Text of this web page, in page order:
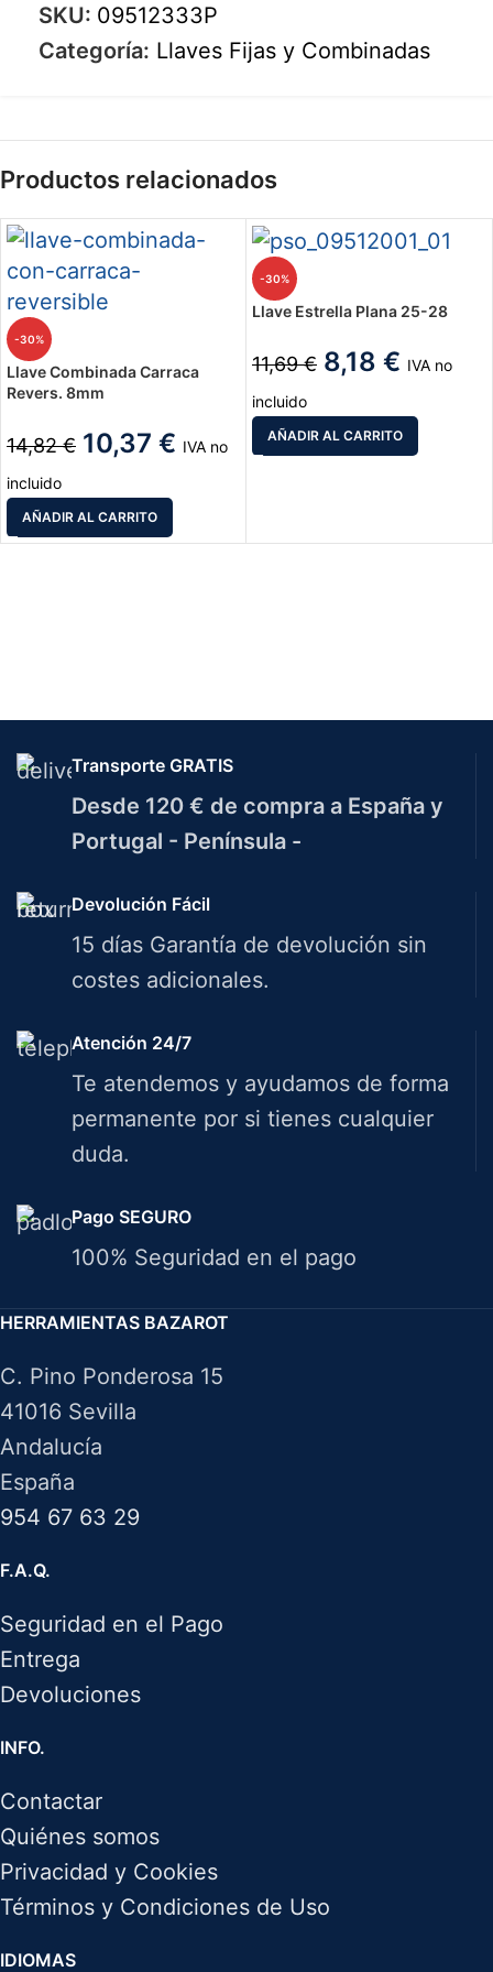
SKU: 09512333P
Categoría: Llaves Fijas y Combinadas
Productos relacionados
-30%
Llave Combinada Carraca
Revers. 8mm
14,82€ 10,37 € IVA no
incluido
AÑADIR AL CARRITO
-30%
Llave Estrella Plana 25-28
11,69€ 8,18 € IVA no
incluido
AÑADIR AL CARRITO
Transporte GRATIS
Desde 120 € de compra a España y
Portugal - Península -
Devolución Fácil
15 días Garantía de devolución sin
costes adicionales.
Atención 24/7
Te atendemos y ayudamos de forma
permanente por si tienes cualquier
duda.
Pago SEGURO
100% Seguridad en el pago
HERRAMIENTAS BAZAROT
C. Pino Ponderosa 15
41016 Sevilla
Andalucía
España
954 67 63 29
F.A.Q.
Seguridad en el Pago
Entrega
Devoluciones
INFO.
Contactar
Quiénes somos
Privacidad y Cookies
Términos y Condiciones de Uso
IDIOMAS